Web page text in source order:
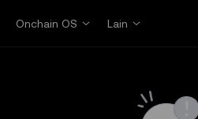
Onchain OS Lain